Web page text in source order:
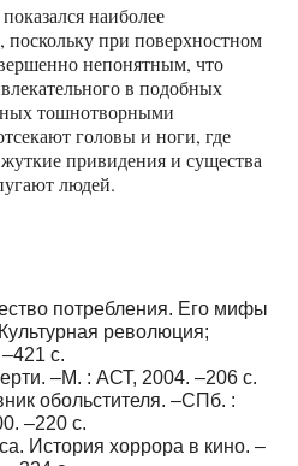
наиболее
при поверхностном
непонятным, что
в подобных
тошнотворными
головы и ноги, где
привидения и существа
людей.
потребления. Его мифы
революция;
с.
–М. : АСТ, 2004. –206 с.
обольстителя. –СПб. :
–220 с.
История хоррора в кино. –